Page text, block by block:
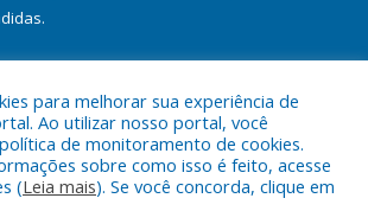
reservados a Prefeitura Municipal de Baião.
para melhorar sua experiência de
Ao utilizar nosso portal, você
de monitoramento de cookies.
sobre como isso é feito, acesse
(Leia mais). Se você concorda, clique em